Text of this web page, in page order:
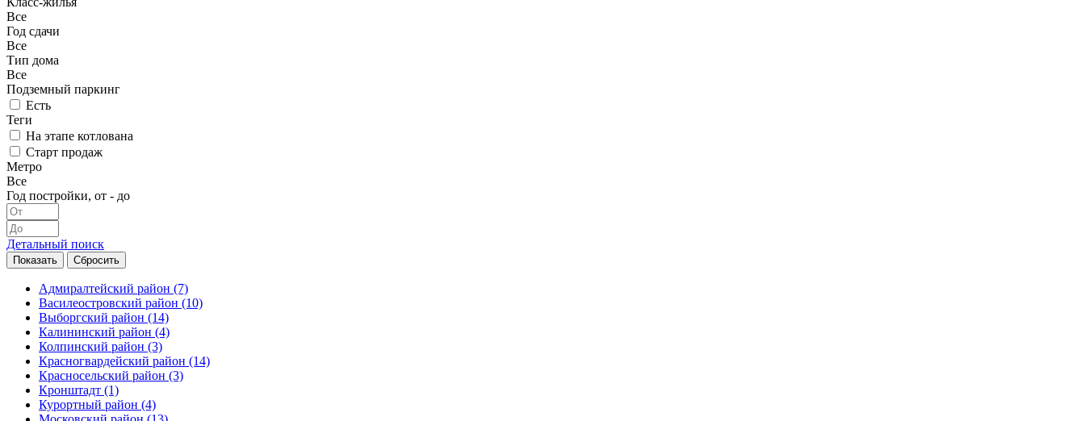
Все
Год сдачи
Все
Тип дома
Все
Подземный паркинг
Есть
Теги
На этапе котлована
Старт продаж
Метро
Все
Год постройки, от - до
Детальный поиск
Адмиралтейский район (7)
Василеостровский район (10)
Выборгский район (14)
Калининский район (4)
Колпинский район (3)
Красногвардейский район (14)
Красносельский район (3)
Кронштадт (1)
Курортный район (4)